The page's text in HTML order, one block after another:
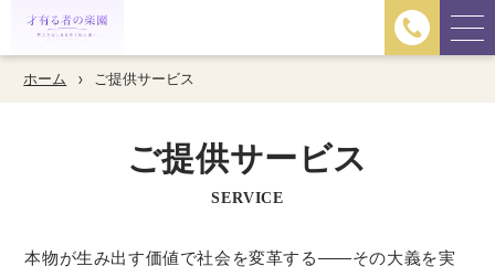
ホーム ご提供サービス
ご提供サービス
SERVICE
本物が生み出す価値で社会を変革する——その大義を実